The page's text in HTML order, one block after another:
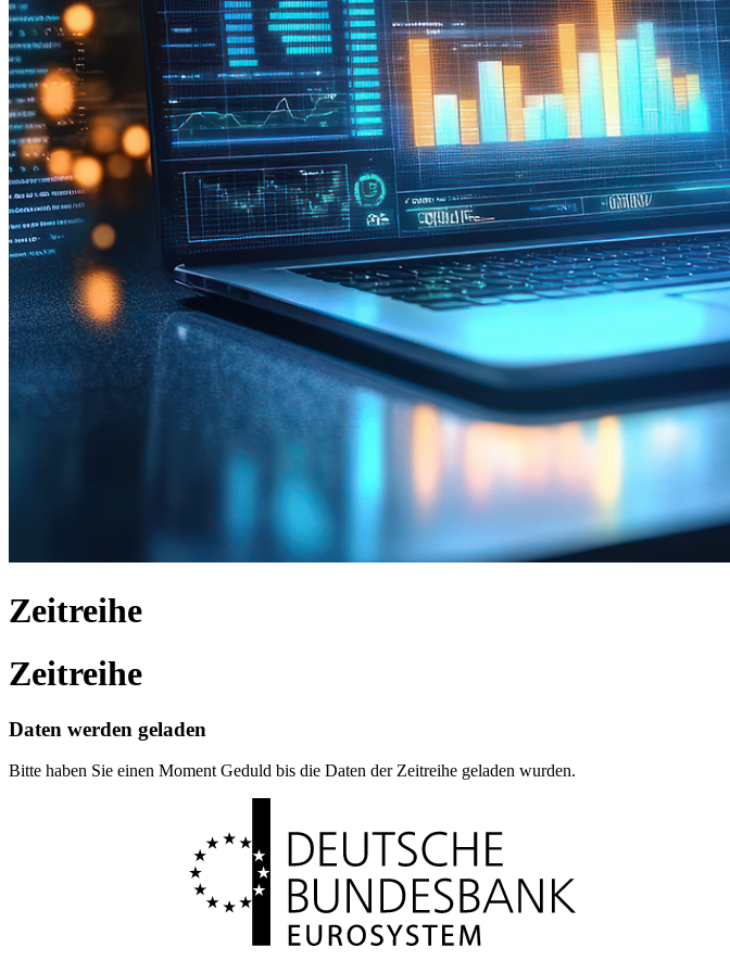
Zeitreihe
Zeitreihe
Daten werden geladen
Bitte haben Sie einen Moment Geduld bis die Daten der Zeitreihe geladen wurden.